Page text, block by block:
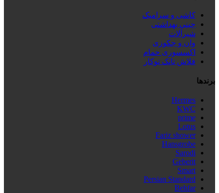
کاشی و سرامیک
چینی بهداشتی
شیرآلات
وان و جکوزی
اکسسوری حمام
فلاش تانک توکار
برندها
Hermes
KWC
prime
Lotus
Fariz shower
Hansgrobe
Sarodi
Geberit
Smart
Persian Standard
Behfar